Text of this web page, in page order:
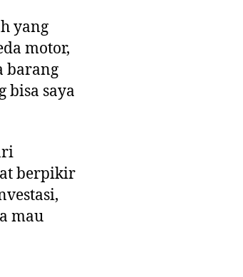
yang
motor,
barang
bisa saya
berpikir
mau